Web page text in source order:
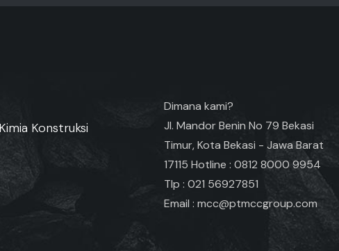
Konstruksi
Dimana kami?
Jl. Mandor Benin No 79 Bekasi
Timur, Kota Bekasi - Jawa Barat
17115 Hotline : 0812 8000 9954
Tlp : 021 56927851
Email : mcc@ptmccgroup.com